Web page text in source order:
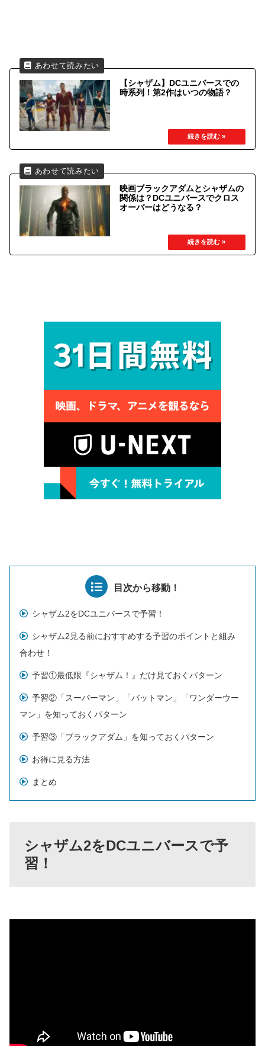
【シャザム】DCユニバースでの
時系列！第2作はいつの物語？
映画ブラックアダムとシャザムの
関係は？DCユニバースでクロス
オーバーはどうなる？
目次から移動！
シャザム2をDCユニバースで予習！
シャザム2見る前におすすめする予習のポイントと組み
合わせ！
予習①最低限『シャザム！』だけ見ておくパターン
予習②「スーパーマン」「バットマン」「ワンダーウー
マン」を知っておくパターン
予習③「ブラックアダム」を知っておくパターン
お得に見る方法
まとめ
シャザム2をDCユニバースで予
習！